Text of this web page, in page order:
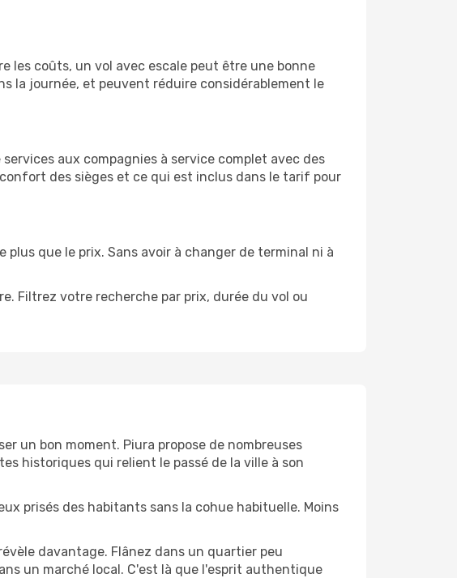
les coûts, un vol avec escale peut être une bonne
la journée, et peuvent réduire considérablement le
aux compagnies à service complet avec des
des sièges et ce qui est inclus dans le tarif pour
que le prix. Sans avoir à changer de terminal ni à
Filtrez votre recherche par prix, durée du vol ou
un bon moment. Piura propose de nombreuses
historiques qui relient le passé de la ville à son
prisés des habitants sans la cohue habituelle. Moins
davantage. Flânez dans un quartier peu
un marché local. C'est là que l'esprit authentique